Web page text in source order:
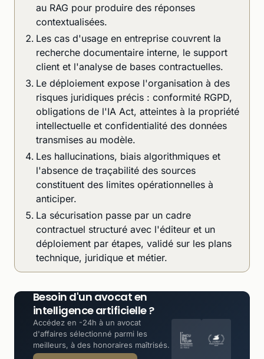
au RAG pour produire des réponses
contextualisées.
Les cas d'usage en entreprise couvrent la
recherche documentaire interne, le support
client et l'analyse de bases contractuelles.
Le déploiement expose l'organisation à des
risques juridiques précis : conformité RGPD,
obligations de l'IA Act, atteintes à la propriété
intellectuelle et confidentialité des données
transmises au modèle.
Les hallucinations, biais algorithmiques et
l'absence de traçabilité des sources
constituent des limites opérationnelles à
anticiper.
La sécurisation passe par un cadre
contractuel structuré avec l'éditeur et un
déploiement par étapes, validé sur les plans
technique, juridique et métier.
Besoin d'un avocat en
intelligence artificielle ?
Accédez en -24h à un avocat
d'affaires sélectionné parmi les
meilleurs, à des honoraires maîtrisés.